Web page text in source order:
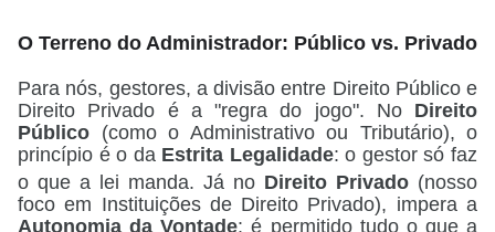
O Terreno do Administrador: Público vs. Privado
Para nós, gestores, a divisão entre Direito Público e
Direito Privado é a "regra do jogo". No Direito
Público (como o Administrativo ou Tributário), o
princípio é o da Estrita Legalidade: o gestor só faz
o que a lei manda. Já no Direito Privado (nosso
foco em Instituições de Direito Privado), impera a
Autonomia da Vontade: é permitido tudo o que a